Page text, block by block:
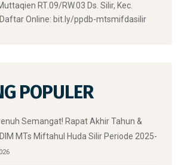
RT.09/RW.03 Ds. Silir, Kec.
Daftar Online: bit.ly/ppdb-mtsmifdasilir
POPULER
Semangat! Rapat Akhir Tahun &
MTs Miftahul Huda Silir Periode 2025-